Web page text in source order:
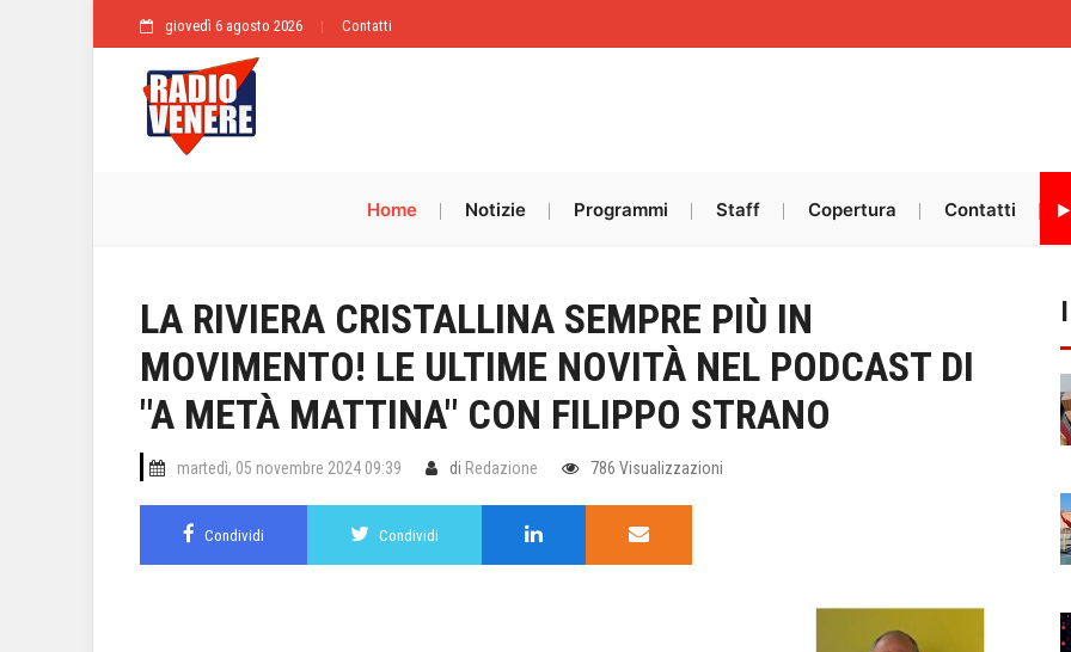
giovedì 6 agosto 2026 Contatti
Home Notizie Programmi Staff Copertura Contatti
LA RIVIERA CRISTALLINA SEMPRE PIÙ IN
MOVIMENTO! LE ULTIME NOVITÀ NEL PODCAST DI
"A METÀ MATTINA" CON FILIPPO STRANO
martedì, 05 novembre 2024 09:39 di Redazione 786 Visualizzazioni
Condividi Condividi